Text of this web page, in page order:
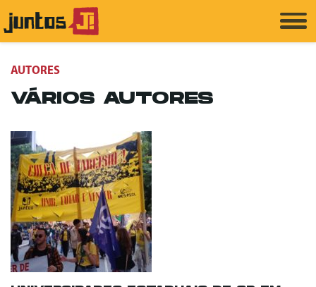
AUTORES
VÁRIOS AUTORES